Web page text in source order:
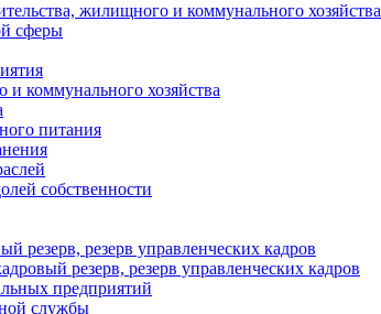
жилищного и коммунального хозяйства
сферы
коммунального хозяйства
питания
собственности
резерв, резерв управленческих кадров
резерв, резерв управленческих кадров
предприятий
службы